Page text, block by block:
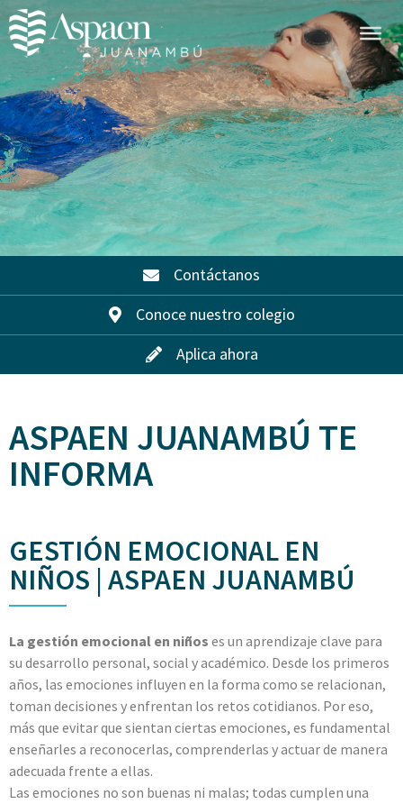
Contáctanos
Conoce nuestro colegio
Aplica ahora
ASPAEN JUANAMBÚ TE
INFORMA
GESTIÓN EMOCIONAL EN
NIÑOS | ASPAEN JUANAMBÚ
La gestión emocional en niños es un aprendizaje clave para
su desarrollo personal, social y académico. Desde los primeros
años, las emociones influyen en la forma como se relacionan,
toman decisiones y enfrentan los retos cotidianos. Por eso,
más que evitar que sientan ciertas emociones, es fundamental
enseñarles a reconocerlas, comprenderlas y actuar de manera
adecuada frente a ellas.
Las emociones no son buenas ni malas; todas cumplen una